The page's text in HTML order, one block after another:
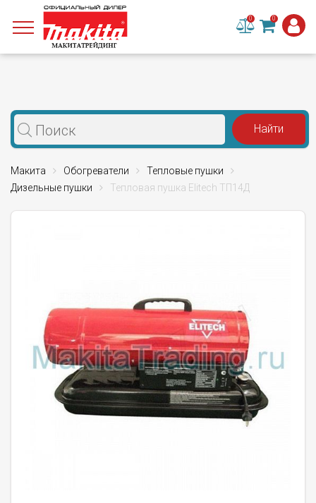
0 0
Макита Обогреватели
Тепловые пушки
Дизельные пушки
Тепловая пушка Elitech ТП14Д